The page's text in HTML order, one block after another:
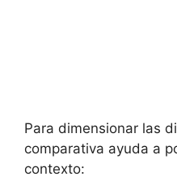
Para dimensionar las
comparativa ayuda a
contexto: